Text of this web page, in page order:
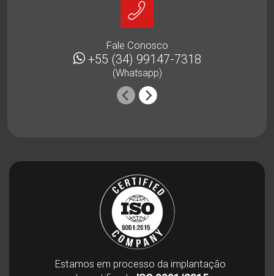
Fale Conosco
+55 (34) 99147-7318
(Whatsapp)
Estamos em processo da implantação